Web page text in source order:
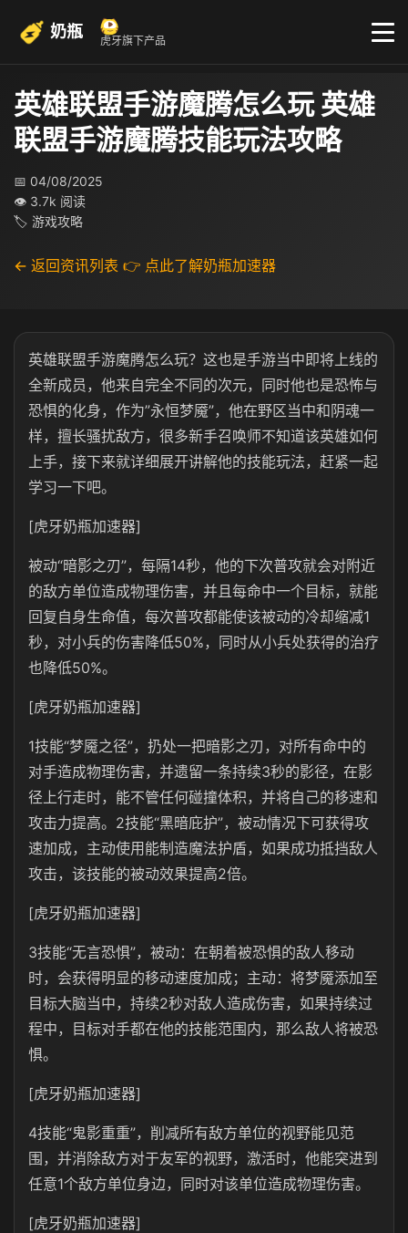
奶瓶 虎牙旗下产品
英雄联盟手游魔腾怎么玩 英雄
联盟手游魔腾技能玩法攻略
📅 04/08/2025
👁 3.7k 阅读
🏷 游戏攻略
← 返回资讯列表 👉 点此了解奶瓶加速器
英雄联盟手游魔腾怎么玩？这也是手游当中即将上线的
全新成员，他来自完全不同的次元，同时他也是恐怖与
恐惧的化身，作为”永恒梦魇”，他在野区当中和阴魂一
样，擅长骚扰敌方，很多新手召唤师不知道该英雄如何
上手，接下来就详细展开讲解他的技能玩法，赶紧一起
学习一下吧。
[虎牙奶瓶加速器]
被动“暗影之刃”，每隔14秒，他的下次普攻就会对附近
的敌方单位造成物理伤害，并且每命中一个目标，就能
回复自身生命值，每次普攻都能使该被动的冷却缩减1
秒，对小兵的伤害降低50%，同时从小兵处获得的治疗
也降低50%。
[虎牙奶瓶加速器]
1技能“梦魇之径”，扔处一把暗影之刃，对所有命中的
对手造成物理伤害，并遗留一条持续3秒的影径，在影
径上行走时，能不管任何碰撞体积，并将自己的移速和
攻击力提高。2技能“黑暗庇护”，被动情况下可获得攻
速加成，主动使用能制造魔法护盾，如果成功抵挡敌人
攻击，该技能的被动效果提高2倍。
[虎牙奶瓶加速器]
3技能“无言恐惧”，被动：在朝着被恐惧的敌人移动
时，会获得明显的移动速度加成；主动：将梦魇添加至
目标大脑当中，持续2秒对敌人造成伤害，如果持续过
程中，目标对手都在他的技能范围内，那么敌人将被恐
惧。
[虎牙奶瓶加速器]
4技能“鬼影重重”，削减所有敌方单位的视野能见范
围，并消除敌方对于友军的视野，激活时，他能突进到
任意1个敌方单位身边，同时对该单位造成物理伤害。
[虎牙奶瓶加速器]